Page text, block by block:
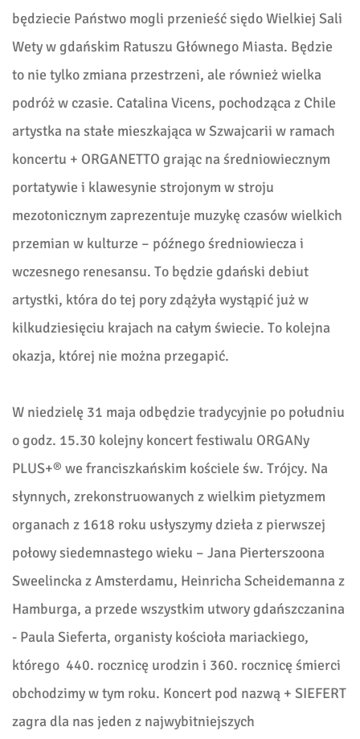
będziecie Państwo mogli przenieść siędo Wielkiej Sali
Wety w gdańskim Ratuszu Głównego Miasta. Będzie
to nie tylko zmiana przestrzeni, ale również wielka
podróż w czasie. Catalina Vicens, pochodząca z Chile
artystka na stałe mieszkająca w Szwajcarii w ramach
koncertu + ORGANETTO grając na średniowiecznym
portatywie i klawesynie strojonym w stroju
mezotonicznym zaprezentuje muzykę czasów wielkich
przemian w kulturze – późnego średniowiecza i
wczesnego renesansu. To będzie gdański debiut
artystki, która do tej pory zdążyła wystąpić już w
kilkudziesięciu krajach na całym świecie. To kolejna
okazja, której nie można przegapić.
W niedzielę 31 maja odbędzie tradycyjnie po południu
o godz. 15.30 kolejny koncert festiwalu ORGANy
PLUS+® we franciszkańskim kościele św. Trójcy. Na
słynnych, zrekonstruowanych z wielkim pietyzmem
organach z 1618 roku usłyszymy dzieła z pierwszej
połowy siedemnastego wieku – Jana Pierterszoona
Sweelincka z Amsterdamu, Heinricha Scheidemanna z
Hamburga, a przede wszystkim utwory gdańszczanina
- Paula Sieferta, organisty kościoła mariackiego,
którego 440. rocznicę urodzin i 360. rocznicę śmierci
obchodzimy w tym roku. Koncert pod nazwą + SIEFERT
zagra dla nas jeden z najwybitniejszych